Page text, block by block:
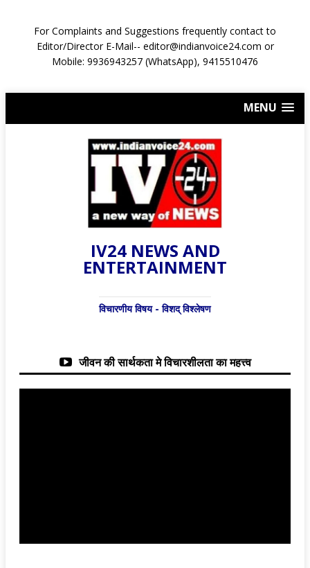
For Complaints and Suggestions frequently contact to
Editor/Director E-Mail-- editor@indianvoice24.com or
Mobile: 9936943257 (WhatsApp), 9415510476
MENU
IV24 NEWS AND
ENTERTAINMENT
विचारणीय विषय - विशद् विश्लेषण
जीवन की सार्थकता मे विचारशीलता का महत्त्व